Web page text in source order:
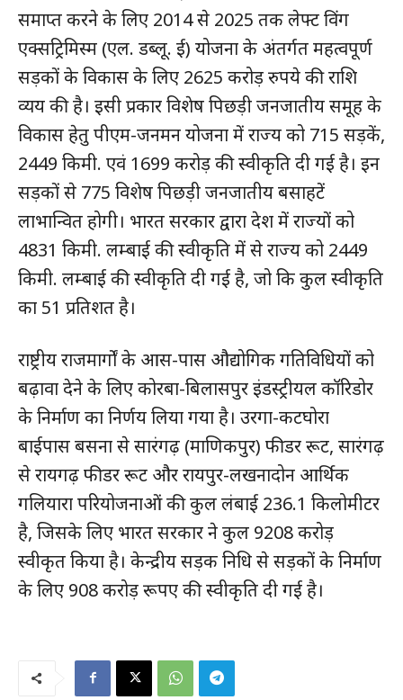
SUBSCRIBE NOW
क्विक लिंक्स
हमारे बारे में
संपर्क करें
समाप्त करने के लिए 2014 से 2025 तक लेफ्ट विंग
एक्सट्रिमिस्म (एल. डब्लू. ई) योजना के अंतर्गत महत्वपूर्ण
सड़कों के विकास के लिए 2625 करोड़ रुपये की राशि
व्यय की है। इसी प्रकार विशेष पिछड़ी जनजातीय समूह के
विकास हेतु पीएम-जनमन योजना में राज्य को 715 सड़कें,
2449 किमी. एवं 1699 करोड़ की स्वीकृति दी गई है। इन
सड़कों से 775 विशेष पिछड़ी जनजातीय बसाहटें
लाभान्वित होगी। भारत सरकार द्वारा देश में राज्यों को
4831 किमी. लम्बाई की स्वीकृति में से राज्य को 2449
किमी. लम्बाई की स्वीकृति दी गई है, जो कि कुल स्वीकृति
का 51 प्रतिशत है।
राष्ट्रीय राजमार्गों के आस-पास औद्योगिक गतिविधियों को
बढ़ावा देने के लिए कोरबा-बिलासपुर इंडस्ट्रीयल कॉरिडोर
के निर्माण का निर्णय लिया गया है। उरगा-कटघोरा
बाईपास बसना से सारंगढ़ (माणिकपुर) फीडर रूट, सारंगढ़
से रायगढ़ फीडर रूट और रायपुर-लखनादोन आर्थिक
गलियारा परियोजनाओं की कुल लंबाई 236.1 किलोमीटर
है, जिसके लिए भारत सरकार ने कुल 9208 करोड़
स्वीकृत किया है। केन्द्रीय सड़क निधि से सड़कों के निर्माण
के लिए 908 करोड़ रूपए की स्वीकृति दी गई है।